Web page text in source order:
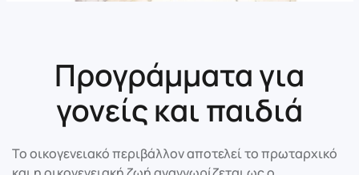
Προγράμματα για
γονείς και παιδιά
Το οικογενειακό περιβάλλον αποτελεί το πρωταρχικό